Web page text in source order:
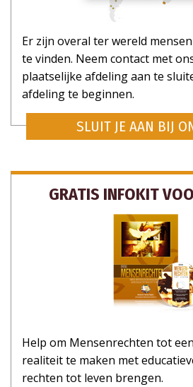
Er zijn overal ter wereld
te vinden. Neem contact met
plaatselijke afdeling aan te
afdeling te beginnen.
SLUIT JE AAN BIJ
GRATIS INFOKIT
Help om Mensenrechten tot
realiteit te maken met
rechten tot leven brengen.